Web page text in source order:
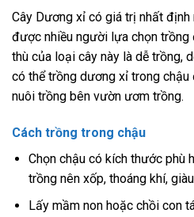
Cây Dương xỉ có giá trị nhất
được nhiều người lựa chọn trồng
thù của loại cây này là dễ trồng,
có thể trồng dương xỉ trong
nuôi trồng bên vườn ươm trồng.
Cách trồng trong chậu
Chọn chậu có kích thước
trồng nên xốp, thoáng khí,
Lấy mầm non hoặc chồi con